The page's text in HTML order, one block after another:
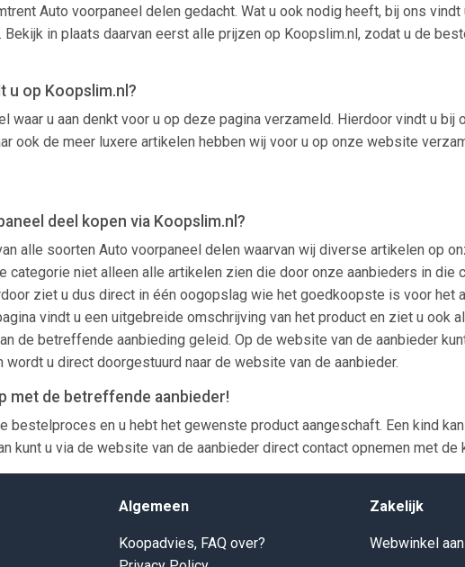
Auto voorpaneel delen gedacht. Wat u ook nodig heeft, bij ons
in plaats daarvan eerst alle prijzen op Koopslim.nl, zodat u de
u op Koopslim.nl?
waar u aan denkt voor u op deze pagina verzameld. Hierdoor vindt u
ook de meer luxere artikelen hebben wij voor u op onze website
deel kopen via Koopslim.nl?
alle soorten Auto voorpaneel delen waarvan wij diverse artikelen op
categorie niet alleen alle artikelen zien die door onze aanbieders in
ziet u dus direct in één oogopslag wie het goedkoopste is voor het
vindt u een uitgebreide omschrijving van het product en ziet u ook
de betreffende aanbieding geleid. Op de website van de aanbieder
u direct doorgestuurd naar de website van de aanbieder.
met de betreffende aanbieder!
en u hebt het gewenste product aangeschaft. Een kind
kunt u via de website van de aanbieder direct contact opnemen met
Algemeen
Koopadvies, FAQ over?
Zakelijk
Webwinkel